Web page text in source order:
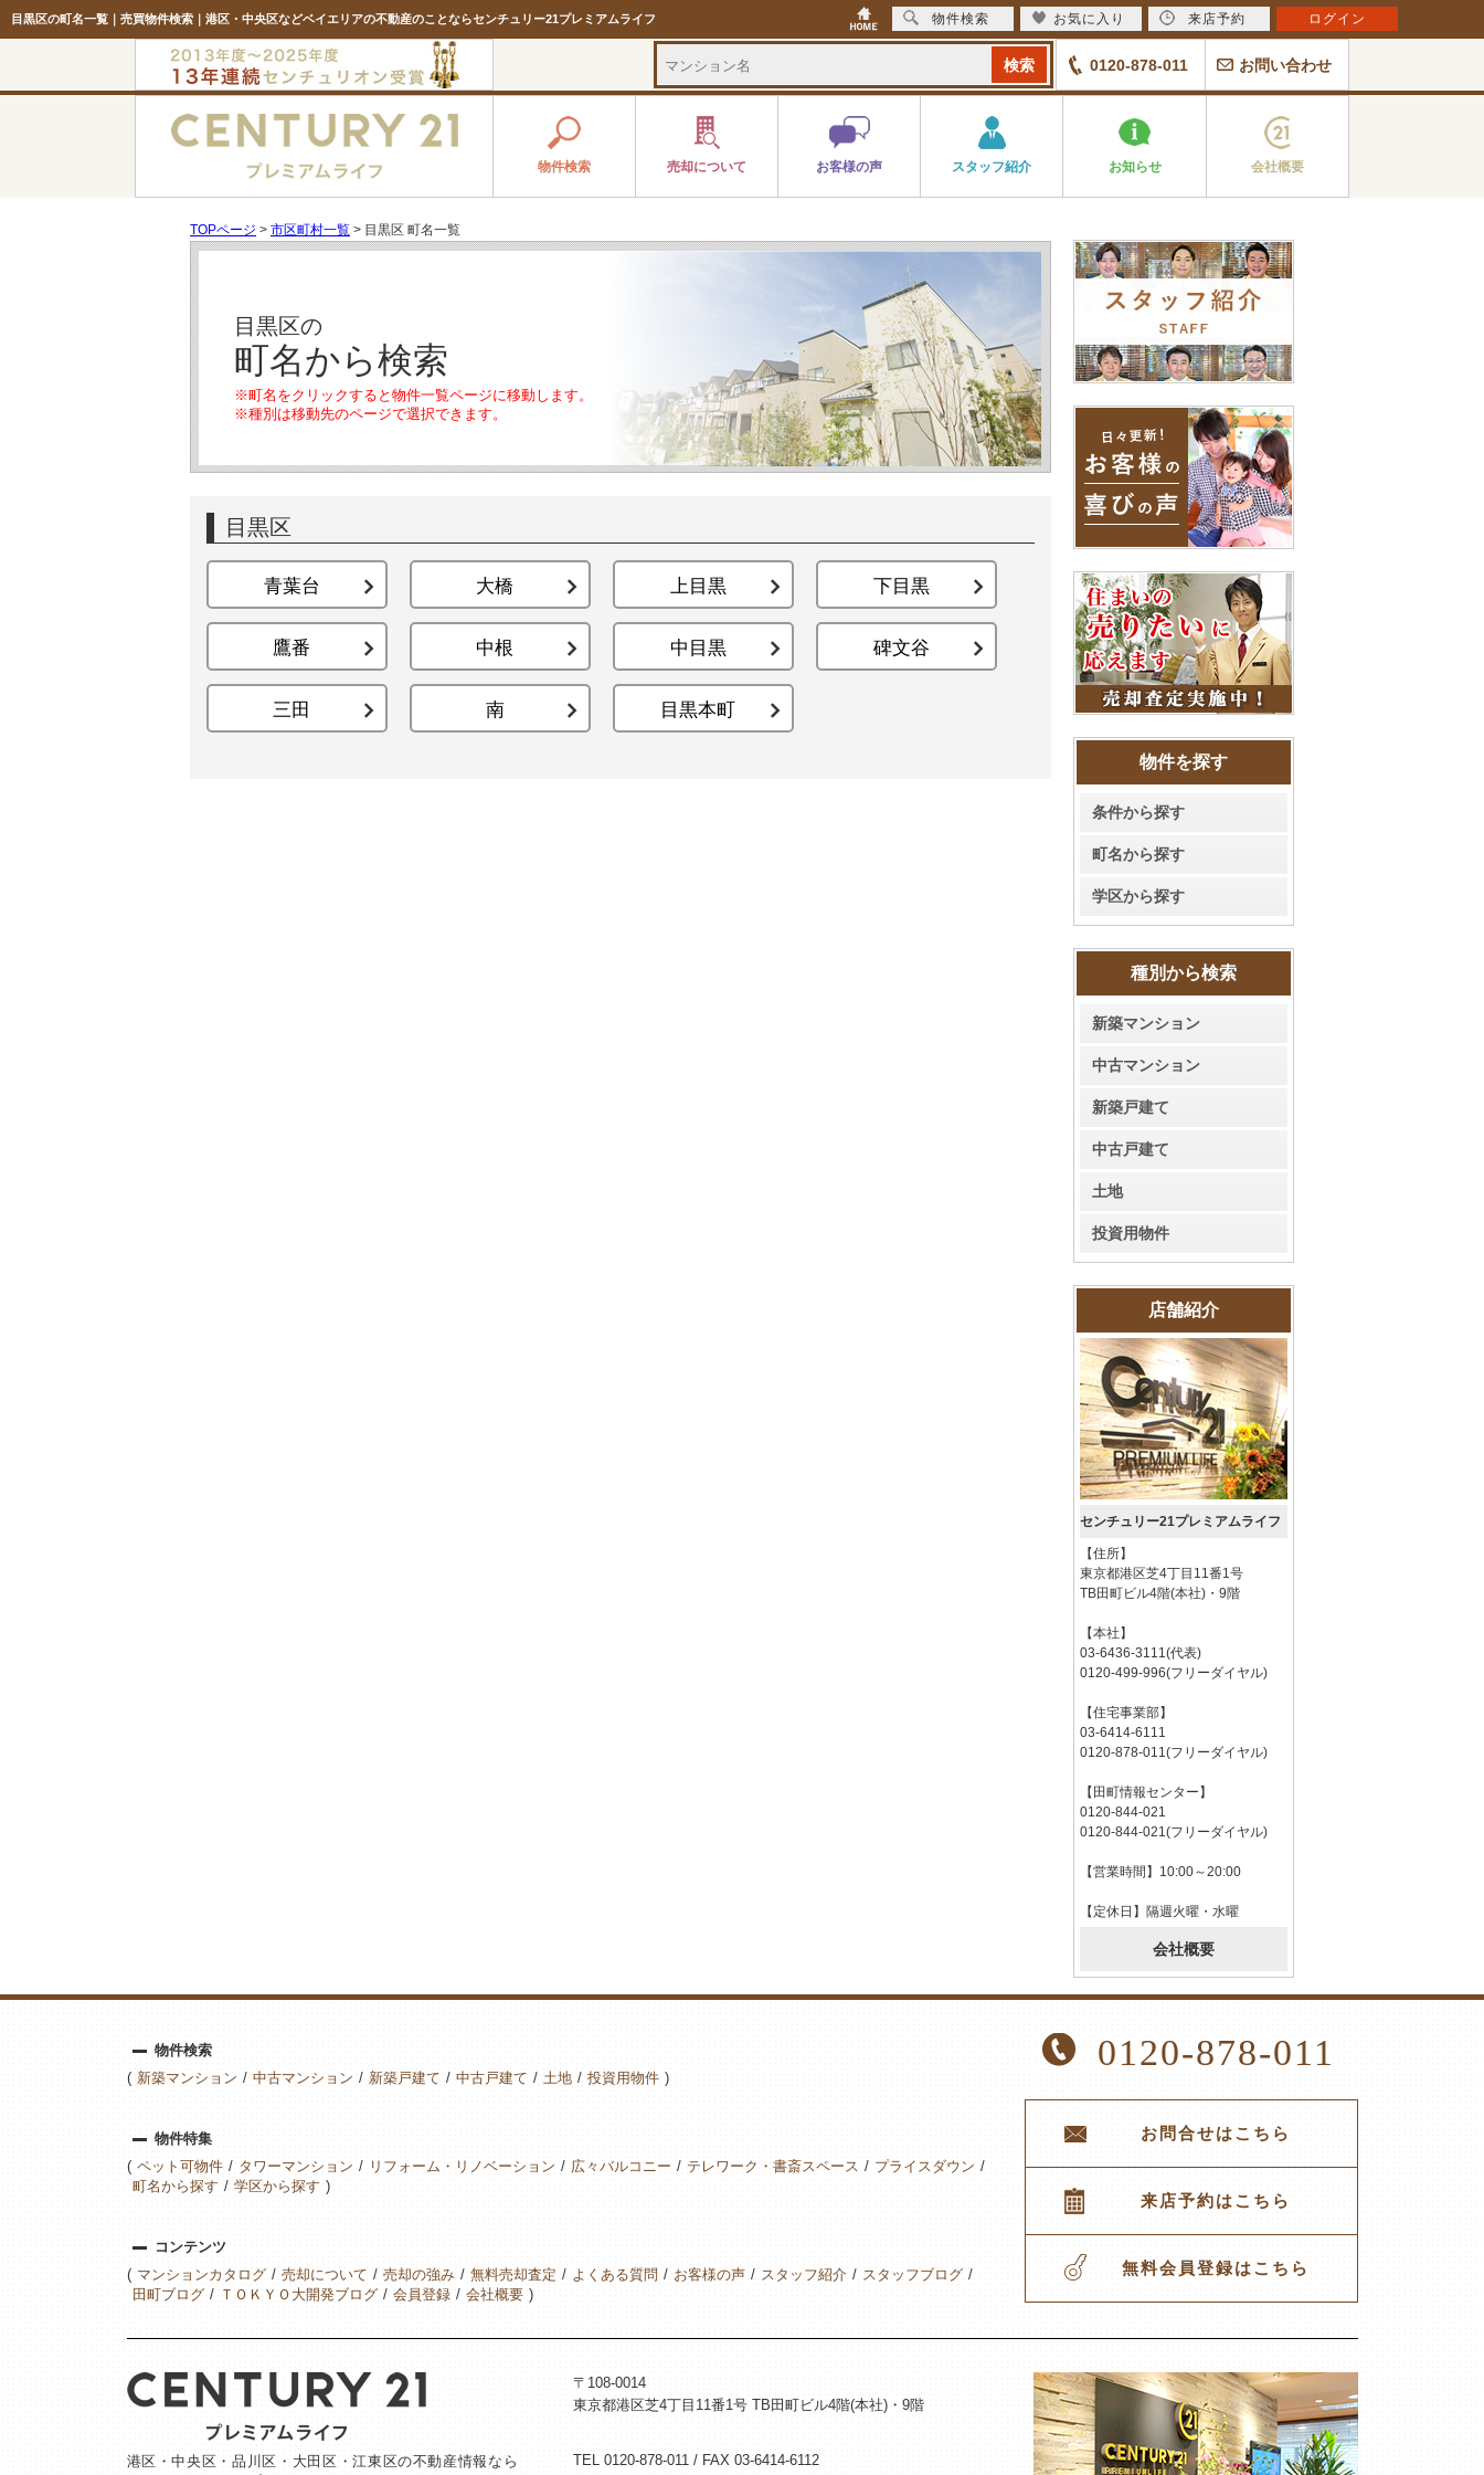
目黒区の町名一覧｜売買物件検索｜港区・中央区などベイエリアの不動産のことならセンチュリー21プレミアムライフ
0120-878-011 お問い合わせ
物件検索 売却について お客様の声 スタッフ紹介 お知らせ 会社概要
TOPページ > 市区町村一覧 > 目黒区 町名一覧
目黒区の
町名から検索
※町名をクリックすると物件一覧ページに移動します。
※種別は移動先のページで選択できます。
目黒区
青葉台 大橋 上目黒 下目黒
鷹番 中根 中目黒 碑文谷
三田 南 目黒本町
物件を探す
条件から探す
町名から探す
学区から探す
種別から検索
新築マンション
中古マンション
新築戸建て
中古戸建て
土地
投資用物件
店舗紹介
センチュリー21プレミアムライフ
【住所】
東京都港区芝4丁目11番1号
TB田町ビル4階(本社)・9階
【本社】
03-6436-3111(代表)
0120-499-996(フリーダイヤル)
【住宅事業部】
03-6414-6111
0120-878-011(フリーダイヤル)
【田町情報センター】
0120-844-021
0120-844-021(フリーダイヤル)
【営業時間】10:00～20:00
【定休日】隔週火曜・水曜
会社概要
物件検索
新築マンション
中古マンション 新築戸建て 中古戸建て 土地 投資用物件
物件特集
ペット可物件
タワーマンション リフォーム・リノベーション 広々バルコニー テレワーク・書斎スペース
プライスダウン
町名から探す
学区から探す
コンテンツ
マンションカタログ
売却について 売却の強み 無料売却査定 よくある質問 お客様の声 スタッフ紹介
スタッフブログ
田町ブログ
ＴＯＫＹＯ大開発ブログ 会員登録 会社概要
0120-878-011
お問合せはこちら
来店予約はこちら
無料会員登録はこちら
港区・中央区・品川区・大田区・江東区の不動産情報なら
〒108-0014
東京都港区芝4丁目11番1号 TB田町ビル4階(本社)・9階
TEL 0120-878-011 / FAX 03-6414-6112
物件検索 お気に入り 来店予約 ログイン